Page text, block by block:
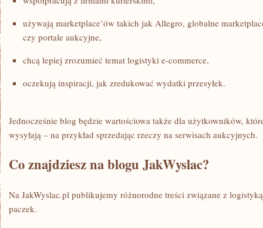
używają marketplace’ów takich jak Allegro, globalne
czy portale aukcyjne,
chcą lepiej zrozumieć temat logistyki e-commerce,
oczekują inspiracji, jak zredukować wydatki przesyłek.
Jednocześnie blog będzie wartościowa także dla użytkowników,
wysyłają – na przykład sprzedając rzeczy na serwisach aukcyjnych.
Co znajdziesz na blogu JakWyslac?
Na JakWyslac.pl publikujemy różnorodne treści związane z
paczek.